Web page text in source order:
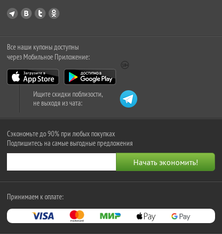
Все наши купоны доступны
через Мобильное Приложение:
Ищите скидки поблизости,
не выходя из чата:
Сэкономьте до 90% при любых покупках
Подпишитесь на самые выгодные предложения
Принимаем к оплате: